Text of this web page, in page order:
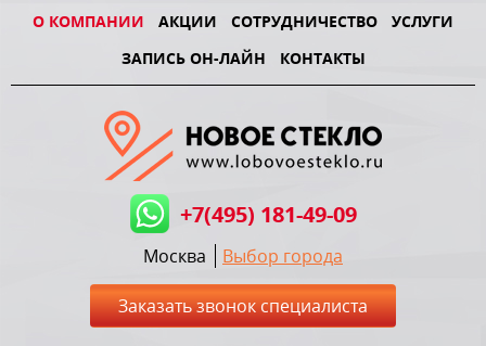
О КОМПАНИИ АКЦИИ СОТРУДНИЧЕСТВО
УСЛУГИ
ЗАПИСЬ ОН-ЛАЙН
КОНТАКТЫ
+7(495) 181-49-09
Москва Выбор города
Заказать звонок специалиста